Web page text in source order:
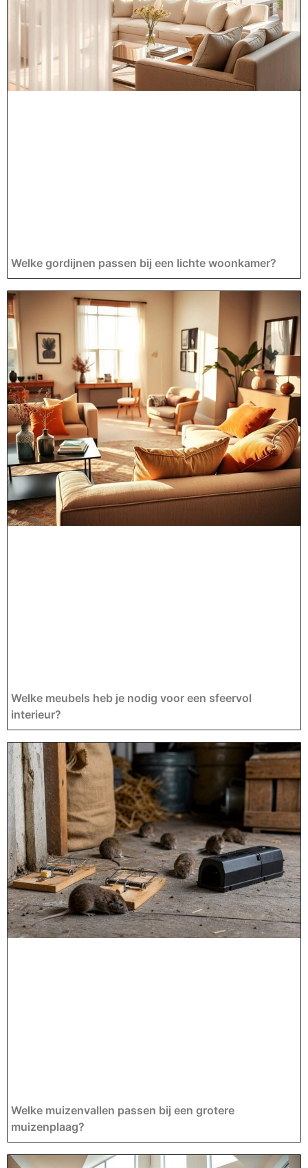
Welke gordijnen passen bij een lichte woonkamer?
Welke meubels heb je nodig voor een sfeervol
interieur?
Welke muizenvallen passen bij een grotere
muizenplaag?